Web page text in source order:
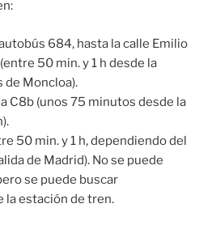
684, hasta la calle Emilio
50 min. y 1 h desde la
de Moncloa).
C8b (unos 75 minutos desde la
50 min. y 1 h, dependiendo del
de Madrid). No se puede
se puede buscar
la estación de tren.